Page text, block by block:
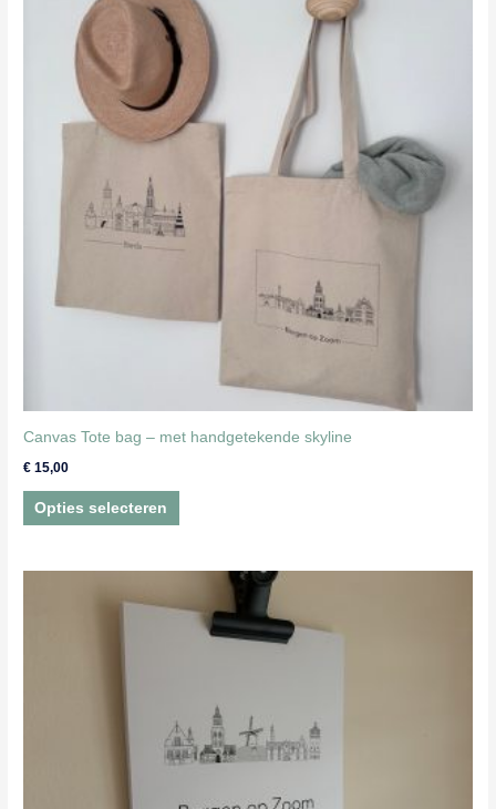
Canvas Tote bag – met handgetekende skyline
€ 15,00
Opties selecteren
Dit
product
meerdere
variaties.
Deze
gekozen
worden
de